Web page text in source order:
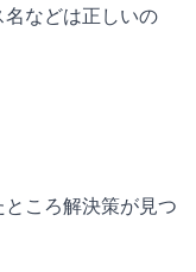
などは正しいの
ころ解決策が見つ